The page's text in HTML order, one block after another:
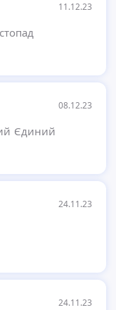
11.12.23
08.12.23
Єдиний
24.11.23
24.11.23